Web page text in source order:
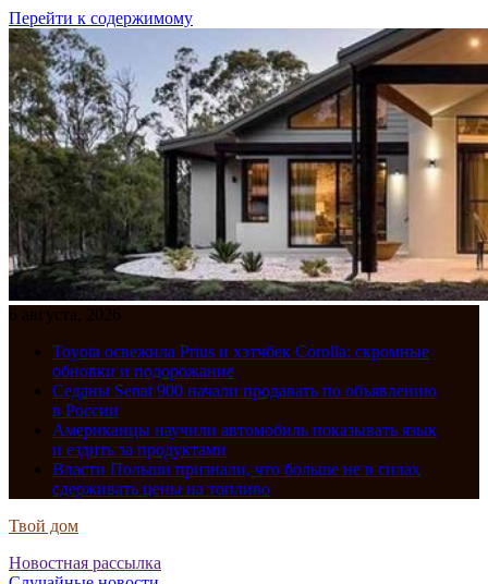
Перейти к содержимому
6 августа, 2026
Toyota освежила Prius и хэтчбек Corolla: скромные
обновки и подорожание
Седаны Senat 900 начали продавать по объявлению
в России
Американцы научили автомобиль показывать язык
и ездить за продуктами
Власти Польши признали, что больше не в силах
сдерживать цены на топливо
Твой дом
Новостная рассылка